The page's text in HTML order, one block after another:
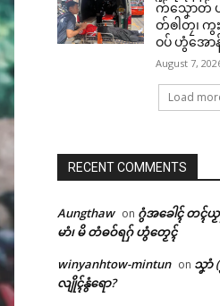
က်သၞောတ်
တ်ၜါတၠ၊ ကွ
ဝပ် ဟွံအော
August 7,
Load
RECENT COMMENTS
Aungthaw on ဂွံအခေါၚ် တၚ်
မာံ၊ မိ တံဓဝ်ရဂှ် ဟွံတၟေၚ်
winyanhtow-mintun on သၞာံ
လျိုၚ်နွံရော?